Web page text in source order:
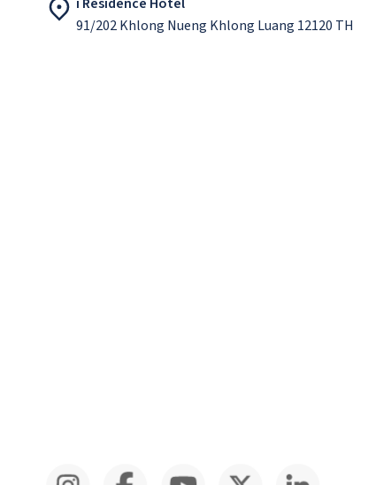
91/202 Khlong Nueng Khlong Luang 12120 TH